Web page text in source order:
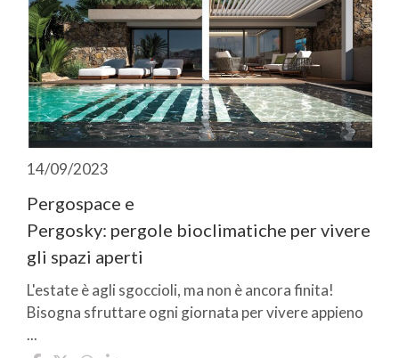
14/09/2023
Pergospace e
Pergosky: pergole bioclimatiche per vivere
gli spazi aperti
L'estate è agli sgoccioli, ma non è ancora finita!
Bisogna sfruttare ogni giornata per vivere appieno
...